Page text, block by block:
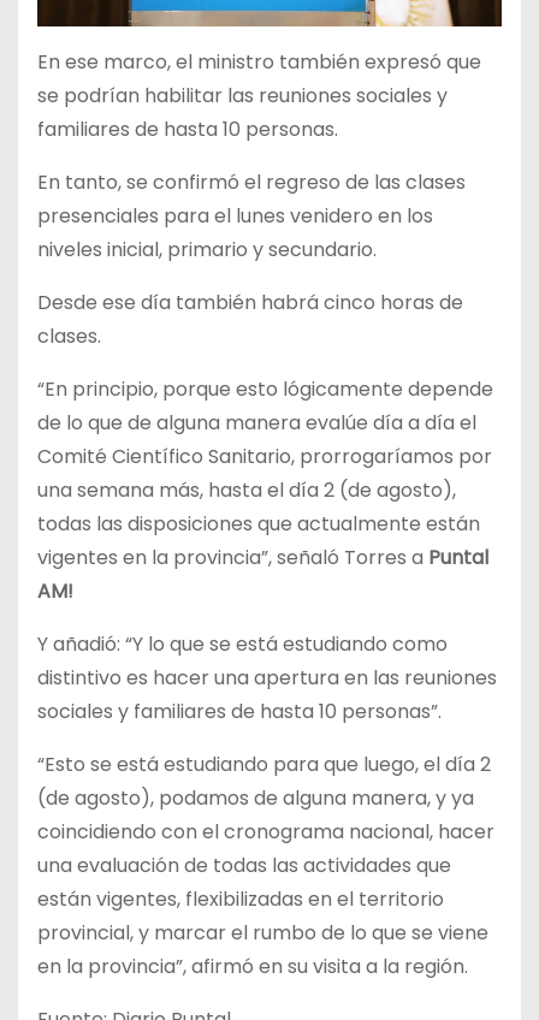
En ese marco, el ministro también expresó que
se podrían habilitar las reuniones sociales y
familiares de hasta 10 personas.
En tanto, se confirmó el regreso de las clases
presenciales para el lunes venidero en los
niveles inicial, primario y secundario.
Desde ese día también habrá cinco horas de
clases.
“En principio, porque esto lógicamente depende
de lo que de alguna manera evalúe día a día el
Comité Científico Sanitario, prorrogaríamos por
una semana más, hasta el día 2 (de agosto),
todas las disposiciones que actualmente están
vigentes en la provincia”, señaló Torres a Puntal
AM!
Y añadió: “Y lo que se está estudiando como
distintivo es hacer una apertura en las reuniones
sociales y familiares de hasta 10 personas”.
“Esto se está estudiando para que luego, el día 2
(de agosto), podamos de alguna manera, y ya
coincidiendo con el cronograma nacional, hacer
una evaluación de todas las actividades que
están vigentes, flexibilizadas en el territorio
provincial, y marcar el rumbo de lo que se viene
en la provincia”, afirmó en su visita a la región.